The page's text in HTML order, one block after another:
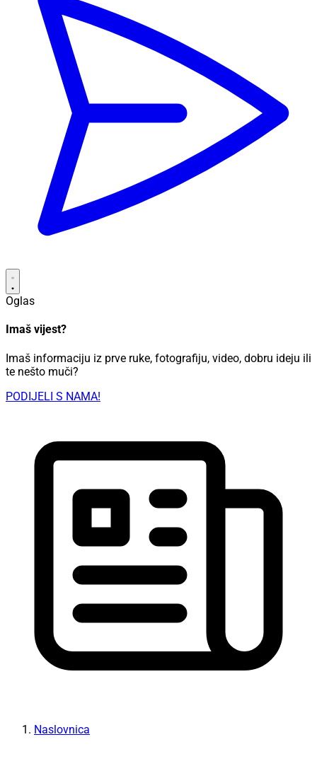
Oglas
Imaš vijest?
Imaš informaciju iz prve ruke, fotografiju, video, dobru ideju ili
te nešto muči?
PODIJELI S NAMA!
Naslovnica